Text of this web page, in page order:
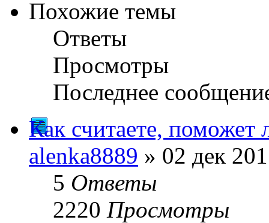
Похожие темы
Ответы
Просмотры
Последнее
Как считаете, поможет
alenka8889 » 02 дек
5 Ответы
2220 Просмотры